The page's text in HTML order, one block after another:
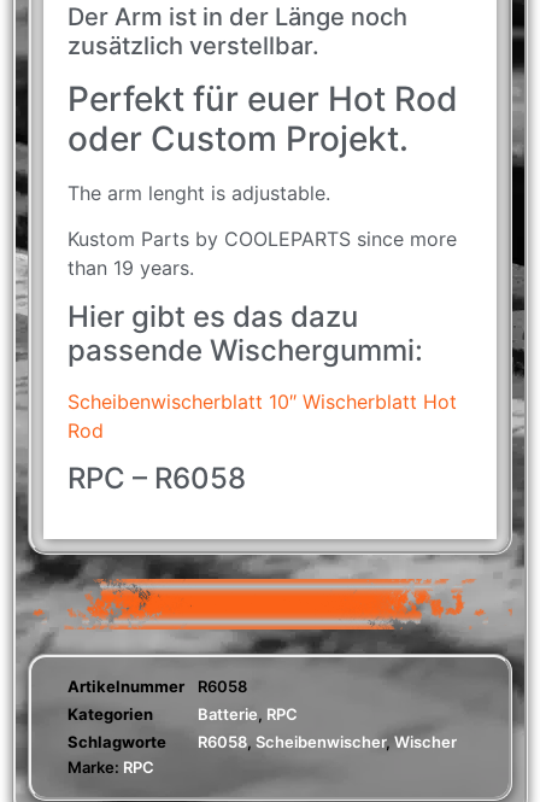
Der Arm ist in der Länge noch
zusätzlich verstellbar.
Perfekt für euer Hot Rod
oder Custom Projekt.
The arm lenght is adjustable.
Kustom Parts by COOLEPARTS since more
than 19 years.
Hier gibt es das dazu
passende Wischergummi:
Scheibenwischerblatt 10″ Wischerblatt Hot
Rod
RPC – R6058
Artikelnummer
R6058
Kategorien
Batterie, RPC
Schlagworte
R6058, Scheibenwischer, Wischer
Marke: RPC